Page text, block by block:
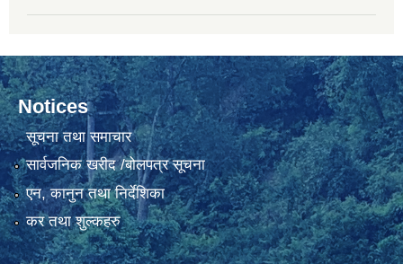
Notices
सूचना तथा समाचार
सार्वजनिक खरीद /बोलपत्र सूचना
एन, कानुन तथा निर्देशिका
कर तथा शुल्कहरु